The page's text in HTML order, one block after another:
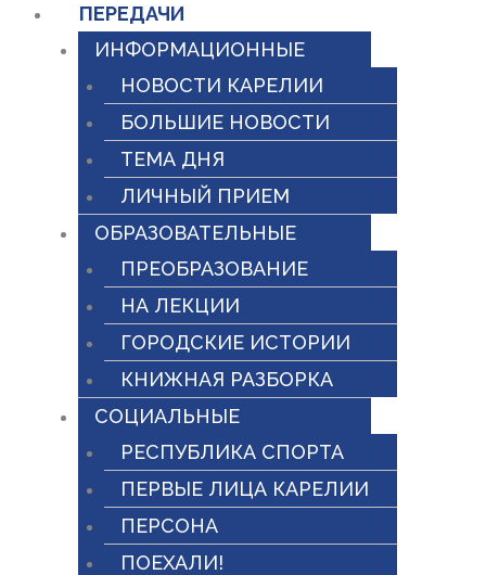
ПЕРЕДАЧИ
ИНФОРМАЦИОННЫЕ
НОВОСТИ КАРЕЛИИ
БОЛЬШИЕ НОВОСТИ
ТЕМА ДНЯ
ЛИЧНЫЙ ПРИЕМ
ОБРАЗОВАТЕЛЬНЫЕ
ПРЕОБРАЗОВАНИЕ
НА ЛЕКЦИИ
ГОРОДСКИЕ ИСТОРИИ
КНИЖНАЯ РАЗБОРКА
СОЦИАЛЬНЫЕ
РЕСПУБЛИКА СПОРТА
ПЕРВЫЕ ЛИЦА КАРЕЛИИ
ПЕРСОНА
ПОЕХАЛИ!